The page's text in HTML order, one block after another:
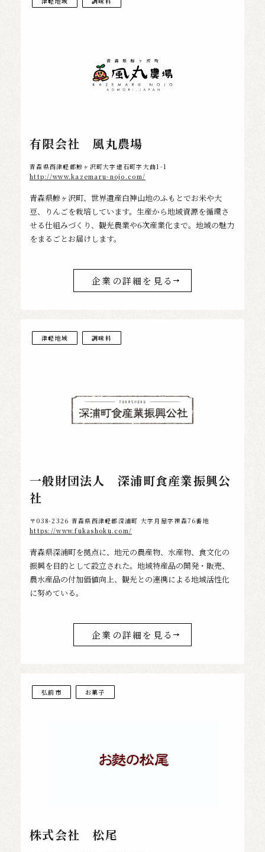
有限会社 風丸農場
青森県西津軽郡鰺ヶ沢町大字建石町字大曲1-1
http://www.kazemaru-nojo.com/
青森県鰺ヶ沢町、世界遺産白神山地のふもとでお米や大
豆、
りんごを栽培しています。 生産から地域資源を循環さ
せる仕組みづくり、観光農業や6次産業化まで。地域の魅力
をまるごとお届けします。
企業の詳細を見る
津軽地域 調味料
一般財団法人 深浦町食産業振興公
社
〒038-2326 青森県西津軽郡深浦町 大字月屋字裸森76番地
https://www.fukashoku.com/
青森県深浦町を拠点に、地元の農産物、水産物、食文化の
振興を目的として設立された。地域特産品の開発・販売、
農水産品の付加価値向上、観光との連携による地域活性化
に努めている。
企業の詳細を見る
弘前市 お菓子
株式会社 松尾